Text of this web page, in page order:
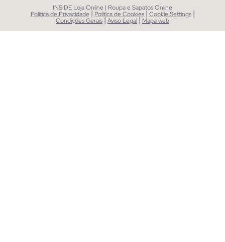
INSIDE Loja Online | Roupa e Sapatos Online
Política de Privacidade | Política de Cookies | Cookie Settings |
Condições Gerais|Aviso Legal| Mapa web